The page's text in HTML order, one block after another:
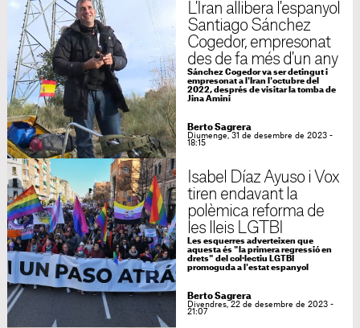
L'Iran allibera l'espanyol
Santiago Sánchez
Cogedor, empresonat
des de fa més d'un any
Sánchez Cogedor va ser detingut i
empresonat a l'Iran l'octubre del
2022, després de visitar la tomba de
Jina Amini
Berto Sagrera
Diumenge, 31 de desembre de 2023 -
18:15
Isabel Díaz Ayuso i Vox
tiren endavant la
polèmica reforma de
les lleis LGTBI
Les esquerres adverteixen que
aquesta és "la primera regressió en
drets" del col·lectiu LGTBI
promoguda a l'estat espanyol
Berto Sagrera
Divendres, 22 de desembre de 2023 -
21:07